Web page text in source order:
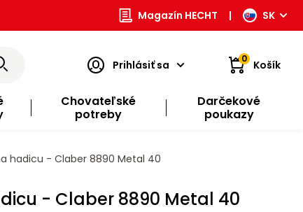
Magazín HECHT | SK
Prihlásiť sa 0 Košík
Chovateľské
potreby
Darčekové
poukazy
hadicu - Claber 8890 Metal 40
- Claber 8890 Metal 40